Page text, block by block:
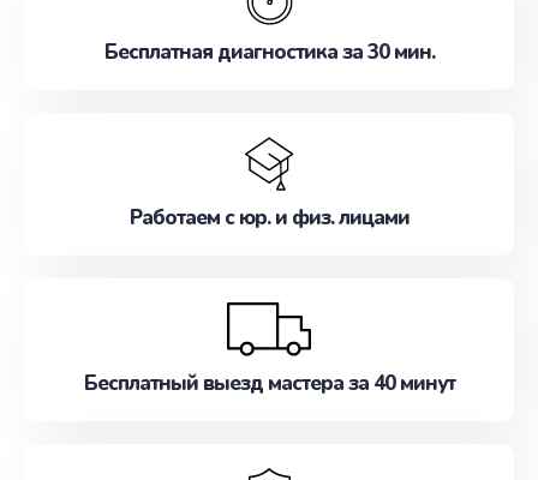
Бесплатная диагностика за 30 мин.
Работаем с юр. и физ. лицами
Бесплатный выезд мастера за 40 минут